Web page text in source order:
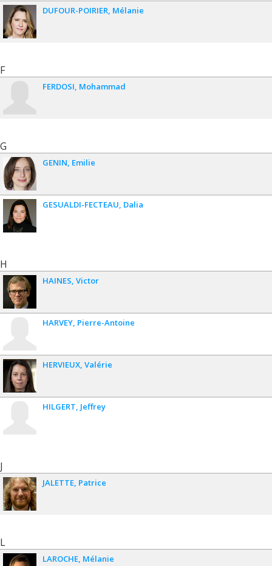
DUFOUR-POIRIER Mélanie
F
FERDOSI Mohammad
G
GENIN Emilie
GESUALDI-FECTEAU Dalia
H
HAINES Victor
HARVEY Pierre-Antoine
HERVIEUX Valérie
HILGERT Jeffrey
J
JALETTE Patrice
L
LAROCHE Mélanie